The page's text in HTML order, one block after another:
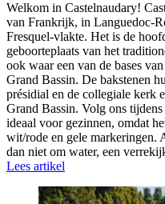
Welkom in Castelnaudary!
van Frankrijk, in Languedoc-
Fresquel-vlakte. Het is de
geboorteplaats van het
ook waar een van de bases
Grand Bassin. De bakstenen
présidial en de collegiale kerk
Grand Bassin. Volg ons
ideaal voor gezinnen, omdat
wit/rode en gele markeringen.
dan niet om water, een
Lees artikel